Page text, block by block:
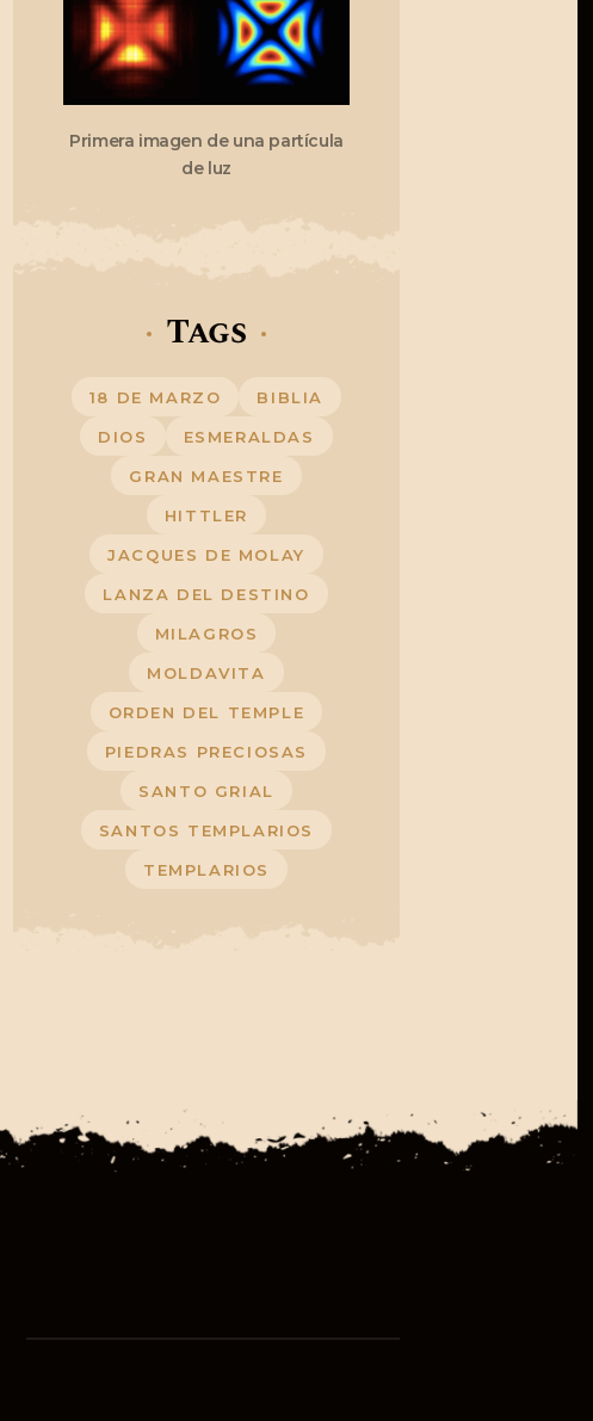
Primera imagen de una partícula
de luz
Tags
18 DE MARZO BIBLIA
DIOS ESMERALDAS
GRAN MAESTRE
HITTLER
JACQUES DE MOLAY
LANZA DEL DESTINO
MILAGROS
MOLDAVITA
ORDEN DEL TEMPLE
PIEDRAS PRECIOSAS
SANTO GRIAL
SANTOS TEMPLARIOS
TEMPLARIOS